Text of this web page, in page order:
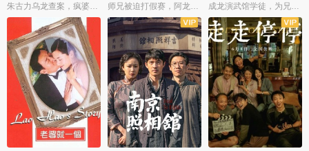
朱古力乌龙查案，疯婆子神助攻 师兄被迫打假赛，阿龙追查斗黑帮 成龙演武馆学徒，为兄搏命战黑道